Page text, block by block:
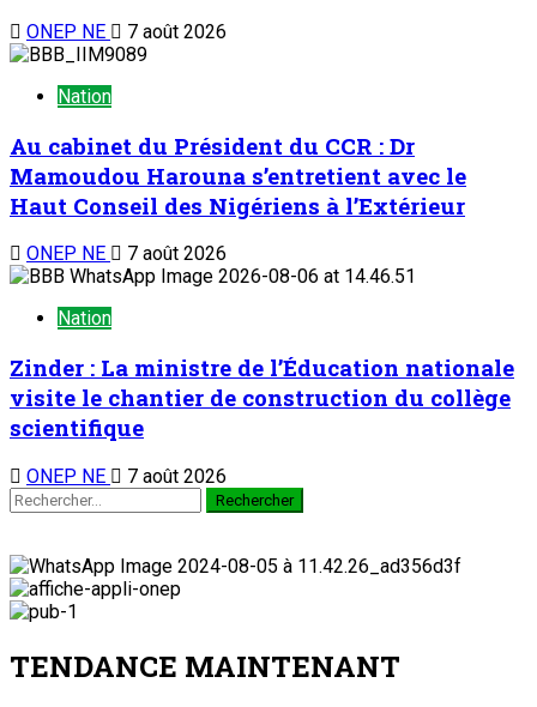
ONEP NE 7 août 2026
Nation
Au cabinet du Président du CCR : Dr
Mamoudou Harouna s’entretient avec le
Haut Conseil des Nigériens à l’Extérieur
ONEP NE 7 août 2026
Nation
Zinder : La ministre de l’Éducation nationale
visite le chantier de construction du collège
scientifique
ONEP NE 7 août 2026
TENDANCE MAINTENANT